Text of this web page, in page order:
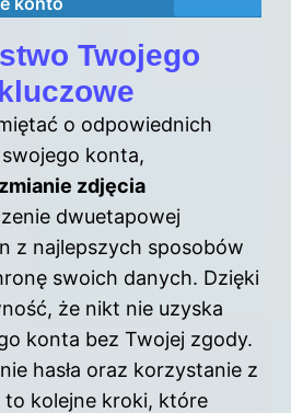
Twojego
o odpowiednich
konta,
zdjęcia
dwuetapowej
z najlepszych sposobów
swoich danych. Dzięki
że nikt nie uzyska
konta bez Twojej zgody.
hasła oraz korzystanie z
to kolejne kroki, które